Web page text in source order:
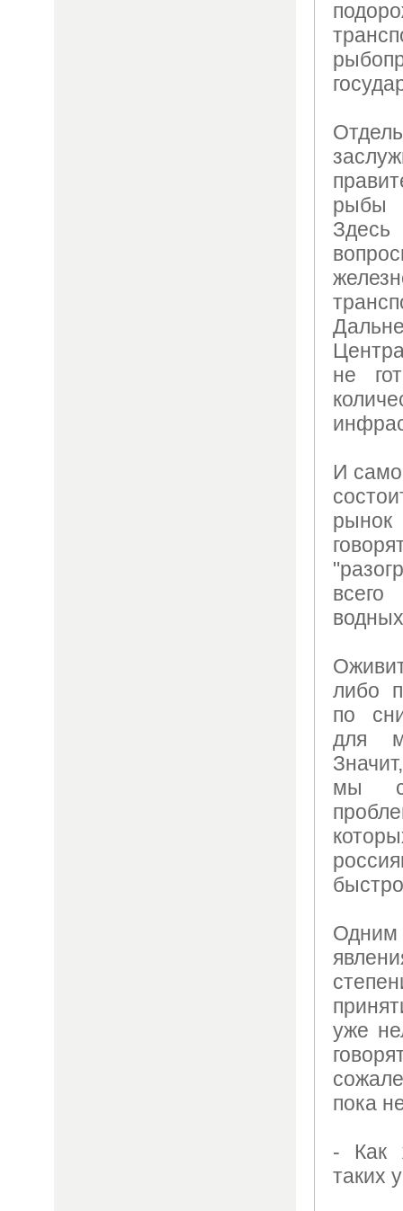
рыбы
не
И
либо
по
для
мы
уже
пока
- Как
таких